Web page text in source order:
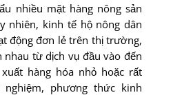
nhiều mặt hàng nông sản
nhiên, kinh tế hộ nông dân
động đơn lẻ trên thị trường,
nhau từ dịch vụ đầu vào đến
hàng hóa nhỏ hoặc rất
phương thức kinh